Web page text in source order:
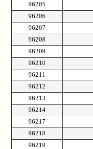
96205
96206
96207
96208
96209
96210
96211
96212
96213
96214
96217
96218
96219